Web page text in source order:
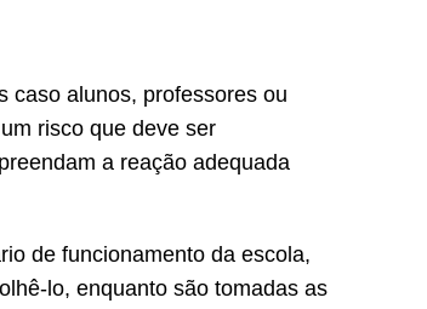
caso alunos, professores ou
risco que deve ser
a reação adequada
de funcionamento da escola,
lo, enquanto são tomadas as